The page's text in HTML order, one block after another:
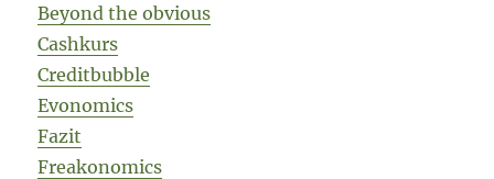
Beyond the obvious
Cashkurs
Creditbubble
Evonomics
Fazit
Freakonomics